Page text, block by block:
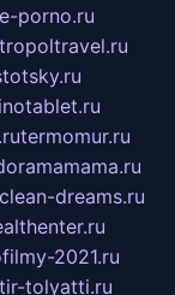
porno.ru
termomur.ru
clean-dreams.ru
2021.ru
tolyatti.ru